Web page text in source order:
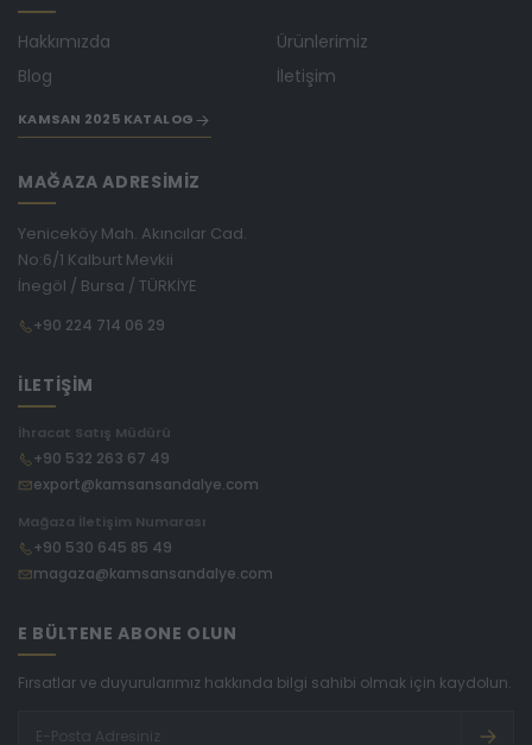
Hakkımızda Ürünlerimiz
Blog İletişim
KAMSAN 2025 KATALOG
MAĞAZA ADRESİMİZ
Yeniceköy Mah. Akıncılar Cad.
No:6/1 Kalburt Mevkii
İnegöl / Bursa / TÜRKİYE
+90 224 714 06 29
İLETİŞİM
İhracat Satış Müdürü
+90 532 263 67 49
export@kamsansandalye.com
Mağaza İletişim Numarası
+90 530 645 85 49
magaza@kamsansandalye.com
E BÜLTENE ABONE OLUN
Fırsatlar ve duyurularımız hakkında bilgi sahibi olmak için kaydolun.